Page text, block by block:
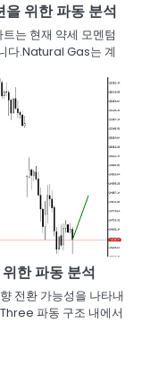
위한 파동 분석
는 현재 약세 모멘텀
다.Natural Gas는 계
한 파동 분석
전환 가능성을 나타내
파동 구조 내에서